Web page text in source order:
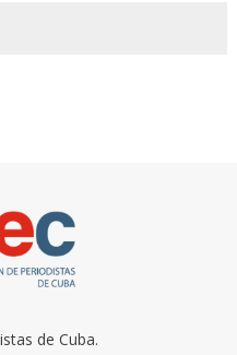
de Cuba.